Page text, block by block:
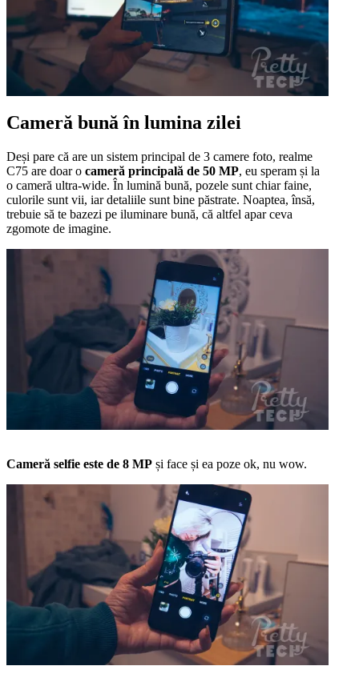
Cameră bună în lumina zilei
Deși pare că are un sistem principal de 3 camere foto, realme
C75 are doar o cameră principală de 50 MP, eu speram și la
o cameră ultra-wide. În lumină bună, pozele sunt chiar faine,
culorile sunt vii, iar detaliile sunt bine păstrate. Noaptea, însă,
trebuie să te bazezi pe iluminare bună, că altfel apar ceva
zgomote de imagine.
Cameră selfie este de 8 MP și face și ea poze ok, nu wow.